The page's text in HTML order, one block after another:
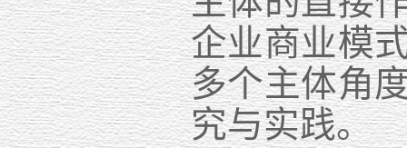
企业商业模
多个主体角
究与实践。